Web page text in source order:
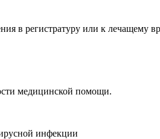
в регистратуру или к лечащему
медицинской помощи.
инфекции